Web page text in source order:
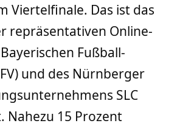
Viertelfinale. Das ist das
repräsentativen Online-
Fußball-
und des Nürnberger
SLC
Nahezu 15 Prozent